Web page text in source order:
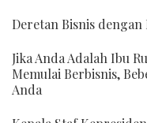
Deretan Bisnis
Jika Anda Adalah Ibu
Memulai Berbisnis,
Anda